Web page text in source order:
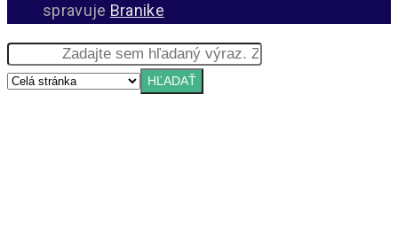
spravuje Branike